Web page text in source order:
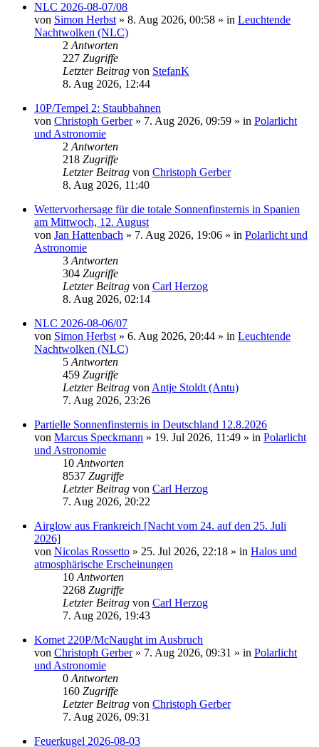
NLC 2026-08-07/08
von Simon Herbst » 8. Aug 2026, 00:58 » in Leuchtende
Nachtwolken (NLC)
2 Antworten
227 Zugriffe
Letzter Beitrag von StefanK
8. Aug 2026, 12:44
10P/Tempel 2: Staubbahnen
von Christoph Gerber» 7. Aug 2026, 09:59 » in Polarlicht
und Astronomie
2 Antworten
218 Zugriffe
Letzter Beitrag von Christoph Gerber
8. Aug 2026, 11:40
Wettervorhersage für die totale Sonnenfinsternis in Spanien
am Mittwoch, 12. August
von Jan Hattenbach » 7. Aug 2026, 19:06 » in Polarlicht und
Astronomie
3 Antworten
304 Zugriffe
Letzter Beitrag von Carl Herzog
8. Aug 2026, 02:14
NLC 2026-08-06/07
von Simon Herbst » 6. Aug 2026, 20:44 » in Leuchtende
Nachtwolken (NLC)
5 Antworten
459 Zugriffe
Letzter Beitrag von Antje Stoldt (Antu)
7. Aug 2026, 23:26
Partielle Sonnenfinsternis in Deutschland 12.8.2026
von Marcus Speckmann » 19. Jul 2026, 11:49 » in Polarlicht
und Astronomie
10 Antworten
8537 Zugriffe
Letzter Beitrag von Carl Herzog
7. Aug 2026, 20:22
Airglow aus Frankreich [Nacht vom 24. auf den 25. Juli
2026]
von Nicolas Rossetto » 25. Jul 2026, 22:18 » in Halos und
atmosphärische Erscheinungen
10 Antworten
2268 Zugriffe
Letzter Beitrag von Carl Herzog
7. Aug 2026, 19:43
Komet 220P/McNaught im Ausbruch
von Christoph Gerber» 7. Aug 2026, 09:31 » in Polarlicht
und Astronomie
0 Antworten
160 Zugriffe
Letzter Beitrag von Christoph Gerber
7. Aug 2026, 09:31
Feuerkugel 2026-08-03